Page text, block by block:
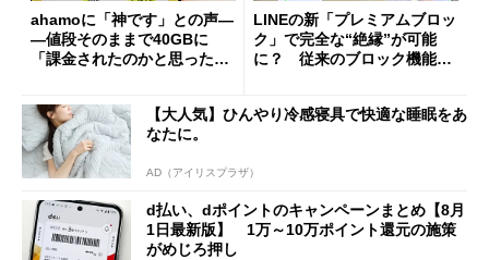
ahamoに「神です」との声―
―値段そのままで40GBに
「課金されたのかと思った」
LINEの新「プレミアムブロッ
ク」で完全な“絶縁”が可能
に？ 従来のブロック機能と
【大人気】ひんやり冷感寝具で快適な睡眠をあ
なたに。
AD（アイリスプラザ）
d払い、dポイントのキャンペーンまとめ【8月
1日最新版】 1万～10万ポイント還元の施策
がめじろ押し